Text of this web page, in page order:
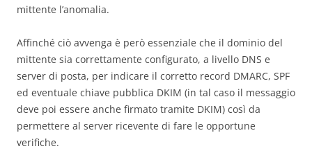
mittente l’anomalia.
Affinché ciò avvenga è però essenziale che il dominio del
mittente sia correttamente configurato, a livello DNS e
server di posta, per indicare il corretto record DMARC, SPF
ed eventuale chiave pubblica DKIM (in tal caso il messaggio
deve poi essere anche firmato tramite DKIM) così da
permettere al server ricevente di fare le opportune
verifiche.